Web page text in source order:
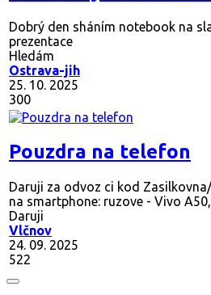
Dobrý den sháním notebook na
prezentace
Hledám
Ostrava-jih
25. 10. 2025
300
Pouzdra na telefon
Daruji za odvoz ci kod
na smartphone: ruzove - Vivo A50,
Daruji
Vlčnov
24. 09. 2025
522